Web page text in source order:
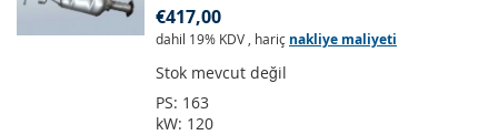
€417,00
dahil 19% KDV , hariç nakliye maliyeti
Stok mevcut değil
PS: 163
kW: 120